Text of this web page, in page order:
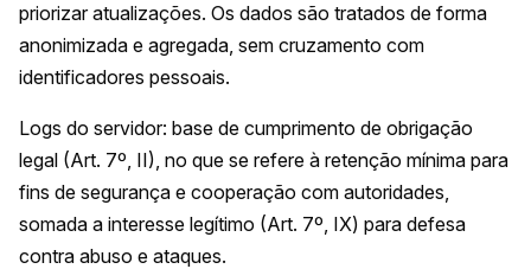
priorizar atualizações. Os dados são tratados de forma
anonimizada e agregada, sem cruzamento com
identificadores pessoais.
Logs do servidor: base de cumprimento de obrigação
legal (Art. 7º, II), no que se refere à retenção mínima para
fins de segurança e cooperação com autoridades,
somada a interesse legítimo (Art. 7º, IX) para defesa
contra abuso e ataques.